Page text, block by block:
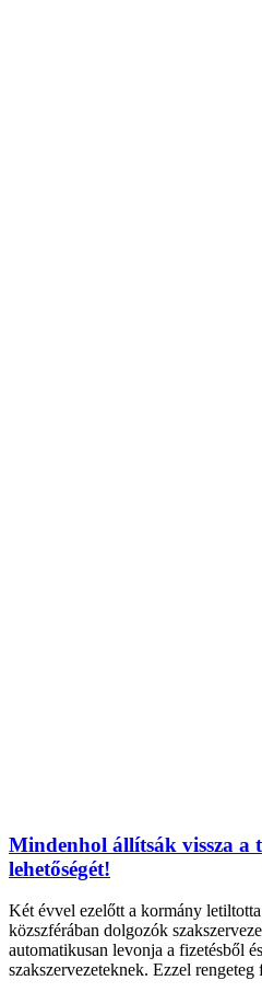
Mindenhol állítsák vissza a
lehetőségét!
Két évvel ezelőtt a kormány
közszférában dolgozók
automatikusan levonja a fizetésből
szakszervezeteknek. Ezzel